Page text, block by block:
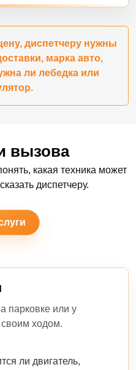
диспетчеру нужны
марка авто,
ли лебедка или
вызова
какая техника может
диспетчеру.
парковке или у
ходом.
ли двигатель,